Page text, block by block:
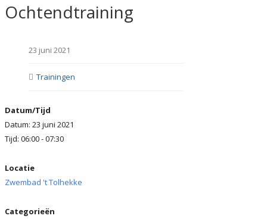
Ochtendtraining
23 juni 2021
Trainingen
Datum/Tijd
Datum: 23 juni 2021
Tijd: 06:00 - 07:30
Locatie
Zwembad 't Tolhekke
Categorieën